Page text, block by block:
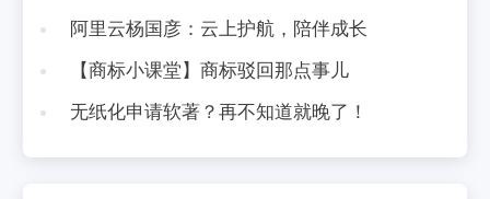
阿里云杨国彦：云上护航，陪伴成长
【商标小课堂】商标驳回那点事儿
无纸化申请软著？再不知道就晚了！